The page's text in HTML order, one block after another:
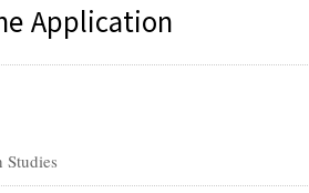
Adode Reader(link)
Application